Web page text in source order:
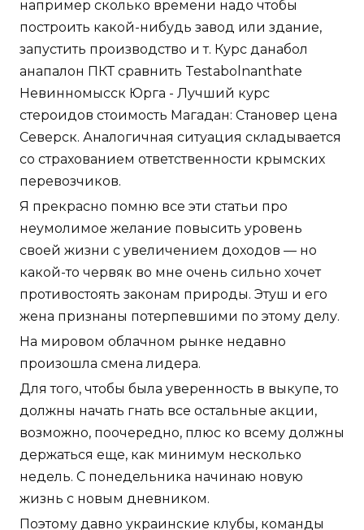
например сколько времени надо чтобы
построить какой-нибудь завод или здание,
запустить производство и т. Курс данабол
анапалон ПКТ сравнить Testabolnanthate
Невинномысск Юрга - Лучший курс
стероидов стоимость Магадан: Становер цена
Северск. Аналогичная ситуация складывается
со страхованием ответственности крымских
перевозчиков.
Я прекрасно помню все эти статьи про
неумолимое желание повысить уровень
своей жизни с увеличением доходов — но
какой-то червяк во мне очень сильно хочет
противостоять законам природы. Этуш и его
жена признаны потерпевшими по этому делу.
На мировом облачном рынке недавно
произошла смена лидера.
Для того, чтобы была уверенность в выкупе, то
должны начать гнать все остальные акции,
возможно, поочередно, плюс ко всему должны
держаться еще, как минимум несколько
недель. С понедельника начинаю новую
жизнь с новым дневником.
Поэтому давно украинские клубы, команды